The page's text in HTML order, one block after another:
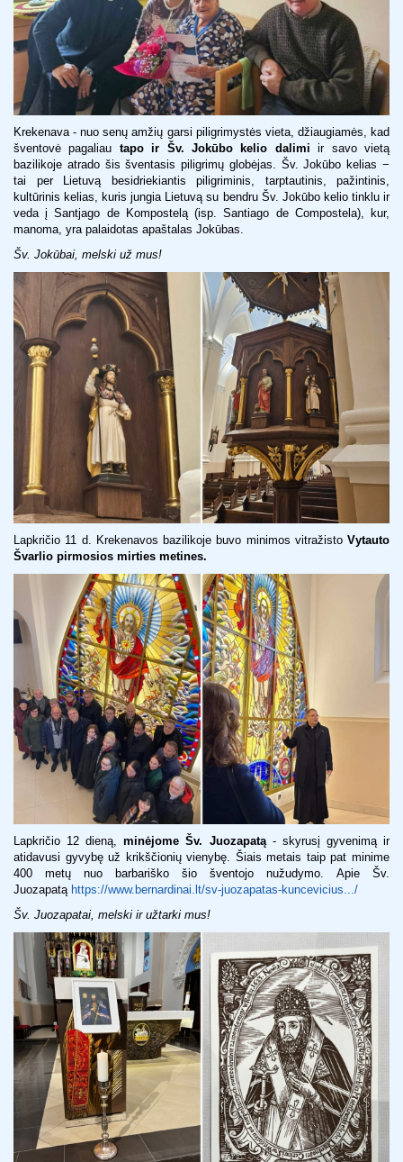
Krekenava - nuo senų amžių garsi piligrimystės vieta, džiaugiamės, kad
šventovė pagaliau tapo ir Šv. Jokūbo kelio dalimi ir savo vietą
bazilikoje atrado šis šventasis piligrimų globėjas. Šv. Jokūbo kelias −
tai per Lietuvą besidriekiantis piligriminis, tarptautinis, pažintinis,
kultūrinis kelias, kuris jungia Lietuvą su bendru Šv. Jokūbo kelio tinklu ir
veda į Santjago de Kompostelą (isp. Santiago de Compostela), kur,
manoma, yra palaidotas apaštalas Jokūbas.
Šv. Jokūbai, melski už mus!
Lapkričio 11 d. Krekenavos bazilikoje buvo minimos vitražisto Vytauto
Švarlio pirmosios mirties metines.
Lapkričio 12 dieną,minėjome Šv. Juozapatą- skyrusį gyvenimą ir
atidavusi gyvybę už krikščionių vienybę. Šiais metais taip pat minime
400 metų nuo barbariško šio šventojo nužudymo. Apie Šv.
Juozapatą https://www.bernardinai.lt/sv-juozapatas-kuncevicius.../
Šv. Juozapatai, melski ir užtarki mus!